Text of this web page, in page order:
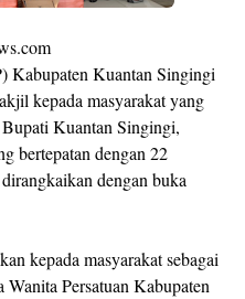
Kabupaten Kuantan Singingi
kepada masyarakat yang
Kuantan Singingi,
bertepatan dengan 22
dengan buka
kepada masyarakat sebagai
Persatuan Kabupaten